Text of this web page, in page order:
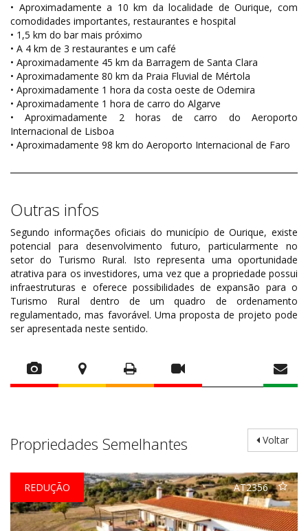
• Aproximadamente a 10 km da localidade de Ourique, com
comodidades importantes, restaurantes e hospital
• 1,5 km do bar mais próximo
• A 4 km de 3 restaurantes e um café
• Aproximadamente 45 km da Barragem de Santa Clara
• Aproximadamente 80 km da Praia Fluvial de Mértola
• Aproximadamente 1 hora da costa oeste de Odemira
• Aproximadamente 1 hora de carro do Algarve
• Aproximadamente 2 horas de carro do Aeroporto
Internacional de Lisboa
• Aproximadamente 98 km do Aeroporto Internacional de Faro
Outras infos
Segundo informações oficiais do município de Ourique, existe
potencial para desenvolvimento futuro, particularmente no
setor do Turismo Rural. Isto representa uma oportunidade
atrativa para os investidores, uma vez que a propriedade possui
infraestruturas e oferece possibilidades de expansão para o
Turismo Rural dentro de um quadro de ordenamento
regulamentado, mas favorável. Uma proposta de projeto pode
ser apresentada neste sentido.
Voltar
Propriedades Semelhantes
AT2356
REDUÇÃO